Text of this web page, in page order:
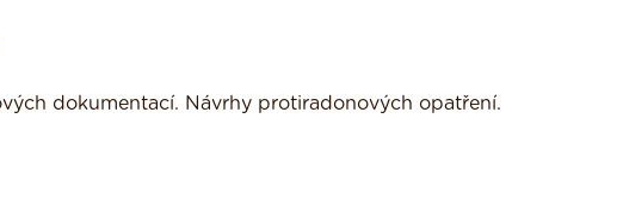
dokumentací. Návrhy protiradonových opatření.